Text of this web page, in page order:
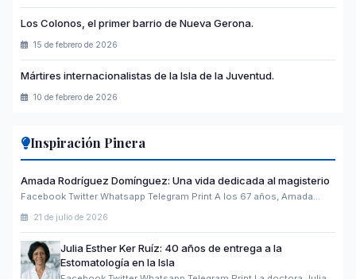
Los Colonos, el primer barrio de Nueva Gerona.
15 de febrero de 2026
Mártires internacionalistas de la Isla de la Juventud.
10 de febrero de 2026
Inspiración Pinera
Amada Rodríguez Domínguez: Una vida dedicada al magisterio
Facebook Twitter Whatsapp Telegram Print A los 67 años, Amada…
21 de julio de 2026
Julia Esther Ker Ruíz: 40 años de entrega a la
Estomatología en la Isla